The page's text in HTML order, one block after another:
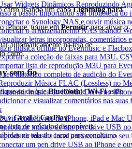
Widgets Dinâmicos Reproduzindo
a passo: Importando sua biblioteca
o Synology NAS e ouvir música
o armazenamento NAS usando
letras incorporadas,
música offline no Evermusic e
a coleção de faixas para M3U,
lista de reprodução M3U para
seu histórico completo de audição do
Música FLAC (Lossless) no
música do iCloud Drive no
e visualizar comentários nas
Audiolivros no iPhone, iPad e Mac
música de um pen drive USB
musica local armazenada no
um pen drive USB ao iPhone e
carro usando um caboLightning para
iPhone, toque emPermitirpara ativar o
automaticamente na tela de
carro.
sem fio
se de queBluetootheWi-Fiestão
> Geral > CarPlay
lista de veículos disponíveis.
na tela do carro para concluir o